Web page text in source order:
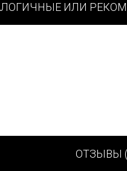
ИЛИ
ОТЗЫВЫ